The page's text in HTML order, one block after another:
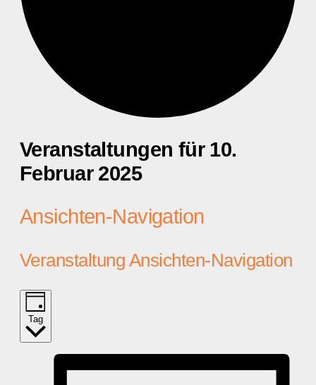
Veranstaltungen für 10.
Februar 2025
Ansichten-Navigation
Veranstaltung Ansichten-Navigation
Tag